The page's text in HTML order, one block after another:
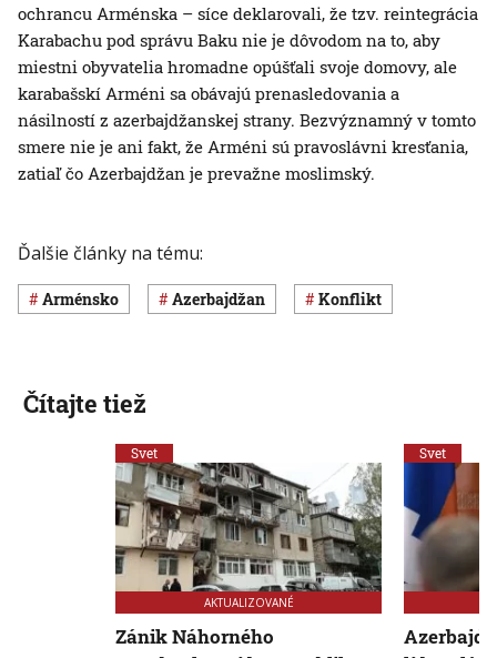
ochrancu Arménska – síce deklarovali, že tzv. reintegrácia
Karabachu pod správu Baku nie je dôvodom na to, aby
miestni obyvatelia hromadne opúšťali svoje domovy, ale
karabašskí Arméni sa obávajú prenasledovania a
násilností z azerbajdžanskej strany. Bezvýznamný v tomto
smere nie je ani fakt, že Arméni sú pravoslávni kresťania,
zatiaľ čo Azerbajdžan je prevažne moslimský.
Ďalšie články na tému:
Arménsko Azerbajdžan konflikt
Čítajte tiež
Svet
AKTUALIZOVANÉ
Zánik Náhorného
Svet